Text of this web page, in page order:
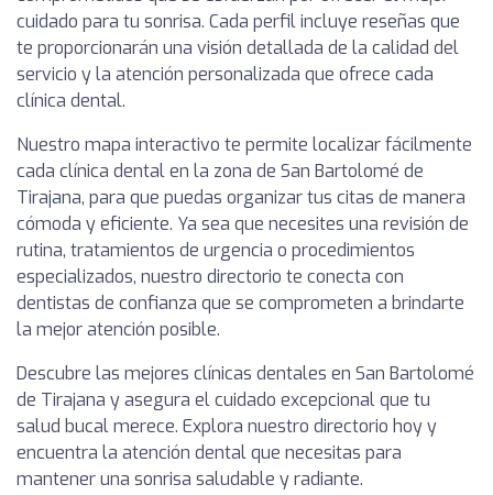
cuidado para tu sonrisa. Cada perfil incluye reseñas que
te proporcionarán una visión detallada de la calidad del
servicio y la atención personalizada que ofrece cada
clínica dental.
Nuestro mapa interactivo te permite localizar fácilmente
cada clínica dental en la zona de San Bartolomé de
Tirajana, para que puedas organizar tus citas de manera
cómoda y eficiente. Ya sea que necesites una revisión de
rutina, tratamientos de urgencia o procedimientos
especializados, nuestro directorio te conecta con
dentistas de confianza que se comprometen a brindarte
la mejor atención posible.
Descubre las mejores clínicas dentales en San Bartolomé
de Tirajana y asegura el cuidado excepcional que tu
salud bucal merece. Explora nuestro directorio hoy y
encuentra la atención dental que necesitas para
mantener una sonrisa saludable y radiante.